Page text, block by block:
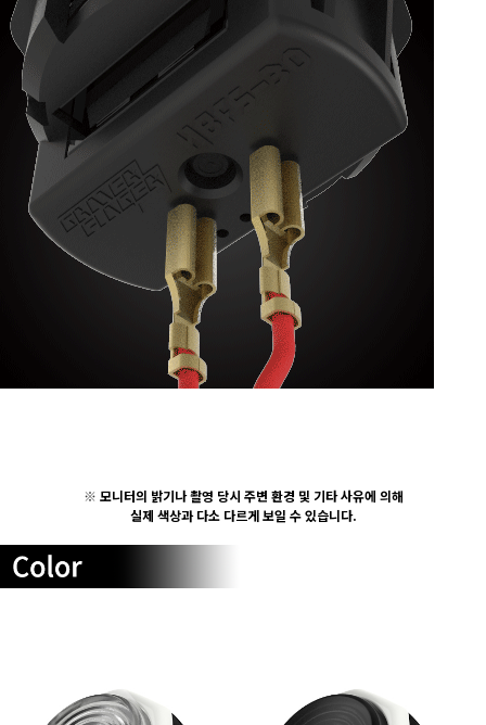
※ 모니터의 밝기나 촬영 당시 주변 환경 및 기타 사유에 의해
실제 색상과 다소 다르게 보일 수 있습니다.